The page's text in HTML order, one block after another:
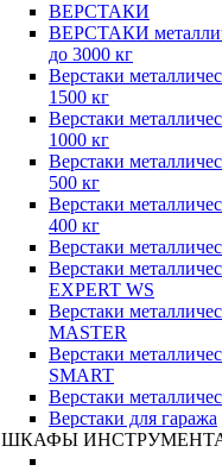
ВЕРСТАКИ
ВЕРСТАКИ
до 3000 кг
Верстаки
1500 кг
Верстаки
1000 кг
Верстаки
500 кг
Верстаки
400 кг
Верстаки
Верстаки
EXPERT WS
Верстаки
MASTER
Верстаки
SMART
Верстаки
Верстаки для гаража
ШКАФЫ